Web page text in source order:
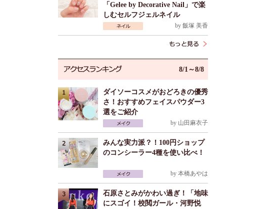
「Gelee by Decorative Nail」で楽
しむセルフジェルネイル
by 飯塚 美香
8/1～8/8
ダイソーコスメがおどろきの優秀
さ！おすすめフェイスパウダー3
選をご紹介
by 山田麻衣子
みんな実力派？！100円ショップ
のコンシーラー4種を使い比べ！
by 本橋あやは
石原さとみがかわい過ぎ！「地味
にスゴイ！校閲ガール・河野悦